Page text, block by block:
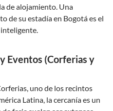
de alojamiento. Una
de su estadía en Bogotá es el
Eventos (Corferias y
uno de los recintos
Latina, la cercanía es un